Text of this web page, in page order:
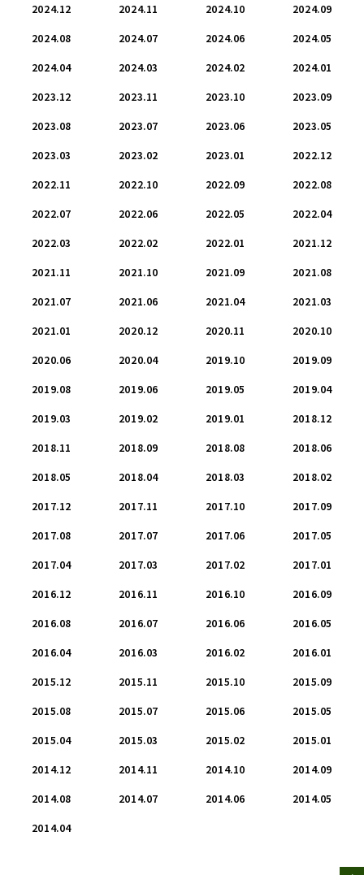
2024.12 2024.11 2024.10 2024.09
2024.08 2024.07 2024.06 2024.05
2024.04 2024.03 2024.02 2024.01
2023.12 2023.11 2023.10 2023.09
2023.08 2023.07 2023.06 2023.05
2023.03 2023.02 2023.01 2022.12
2022.11 2022.10 2022.09 2022.08
2022.07 2022.06 2022.05 2022.04
2022.03 2022.02 2022.01 2021.12
2021.11 2021.10 2021.09 2021.08
2021.07 2021.06 2021.04 2021.03
2021.01 2020.12 2020.11 2020.10
2020.06 2020.04 2019.10 2019.09
2019.08 2019.06 2019.05 2019.04
2019.03 2019.02 2019.01 2018.12
2018.11 2018.09 2018.08 2018.06
2018.05 2018.04 2018.03 2018.02
2017.12 2017.11 2017.10 2017.09
2017.08 2017.07 2017.06 2017.05
2017.04 2017.03 2017.02 2017.01
2016.12 2016.11 2016.10 2016.09
2016.08 2016.07 2016.06 2016.05
2016.04 2016.03 2016.02 2016.01
2015.12 2015.11 2015.10 2015.09
2015.08 2015.07 2015.06 2015.05
2015.04 2015.03 2015.02 2015.01
2014.12 2014.11 2014.10 2014.09
2014.08 2014.07 2014.06 2014.05
2014.04